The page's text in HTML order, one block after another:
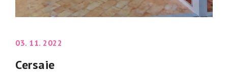
03. 11. 2022
Cersaie